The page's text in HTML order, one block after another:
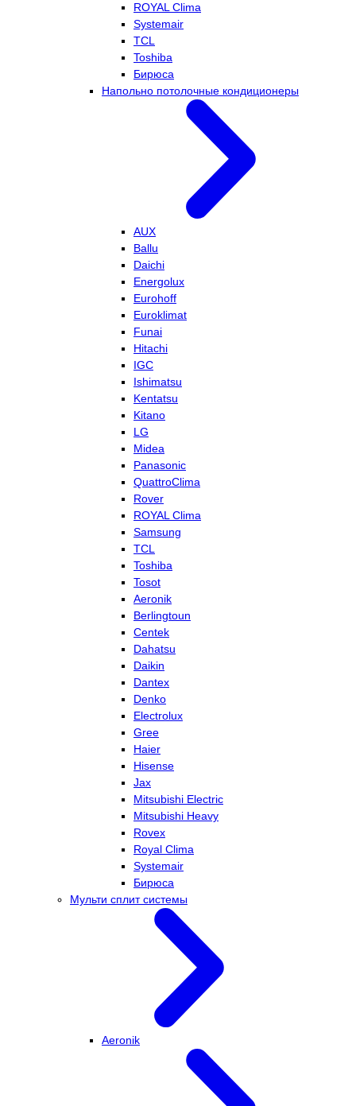
ROYAL Clima
Systemair
TCL
Toshiba
Бирюса
Напольно потолочные кондиционеры
AUX
Ballu
Daichi
Energolux
Eurohoff
Euroklimat
Funai
Hitachi
IGC
Ishimatsu
Kentatsu
Kitano
LG
Midea
Panasonic
QuattroClima
Rover
ROYAL Clima
Samsung
TCL
Toshiba
Tosot
Aeronik
Berlingtoun
Centek
Dahatsu
Daikin
Dantex
Denko
Electrolux
Gree
Haier
Hisense
Jax
Mitsubishi Electric
Mitsubishi Heavy
Rovex
Royal Clima
Systemair
Бирюса
Мульти сплит системы
Aeronik